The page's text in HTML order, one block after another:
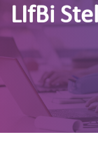
LIfBi